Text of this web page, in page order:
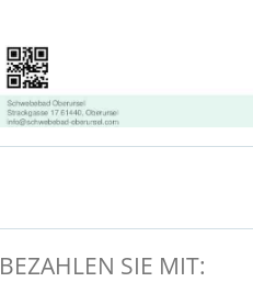
BEZAHLEN SIE MIT: